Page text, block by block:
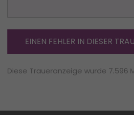
EINEN FEHLER IN DIESER
Diese Traueranzeige wurde 7.596